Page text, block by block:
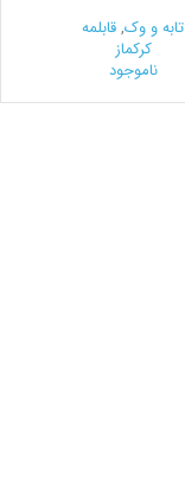
تابه و وک,قابلمه
کرکماز
ناموجود